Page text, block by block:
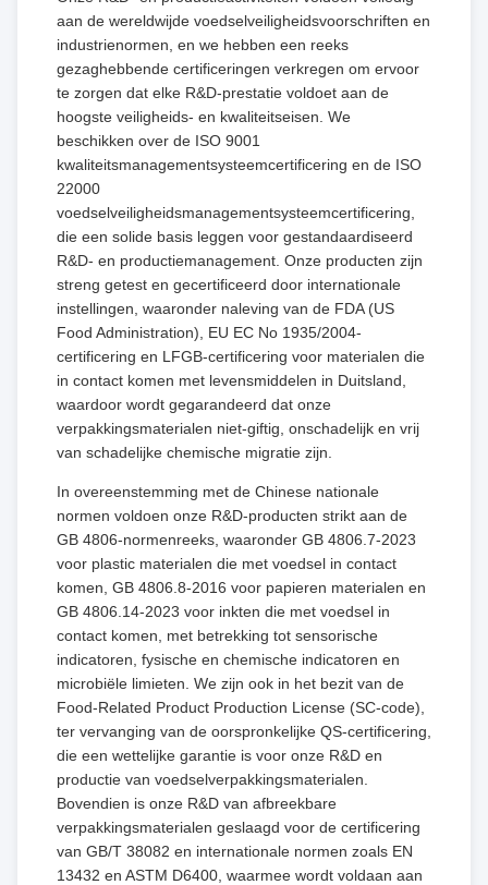
aan de wereldwijde voedselveiligheidsvoorschriften en
industrienormen, en we hebben een reeks
gezaghebbende certificeringen verkregen om ervoor
te zorgen dat elke R&D-prestatie voldoet aan de
hoogste veiligheids- en kwaliteitseisen. We
beschikken over de ISO 9001
kwaliteitsmanagementsysteemcertificering en de ISO
22000
voedselveiligheidsmanagementsysteemcertificering,
die een solide basis leggen voor gestandaardiseerd
R&D- en productiemanagement. Onze producten zijn
streng getest en gecertificeerd door internationale
instellingen, waaronder naleving van de FDA (US
Food Administration), EU EC No 1935/2004-
certificering en LFGB-certificering voor materialen die
in contact komen met levensmiddelen in Duitsland,
waardoor wordt gegarandeerd dat onze
verpakkingsmaterialen niet-giftig, onschadelijk en vrij
van schadelijke chemische migratie zijn.
In overeenstemming met de Chinese nationale
normen voldoen onze R&D-producten strikt aan de
GB 4806-normenreeks, waaronder GB 4806.7-2023
voor plastic materialen die met voedsel in contact
komen, GB 4806.8-2016 voor papieren materialen en
GB 4806.14-2023 voor inkten die met voedsel in
contact komen, met betrekking tot sensorische
indicatoren, fysische en chemische indicatoren en
microbiële limieten. We zijn ook in het bezit van de
Food-Related Product Production License (SC-code),
ter vervanging van de oorspronkelijke QS-certificering,
die een wettelijke garantie is voor onze R&D en
productie van voedselverpakkingsmaterialen.
Bovendien is onze R&D van afbreekbare
verpakkingsmaterialen geslaagd voor de certificering
van GB/T 38082 en internationale normen zoals EN
13432 en ASTM D6400, waarmee wordt voldaan aan